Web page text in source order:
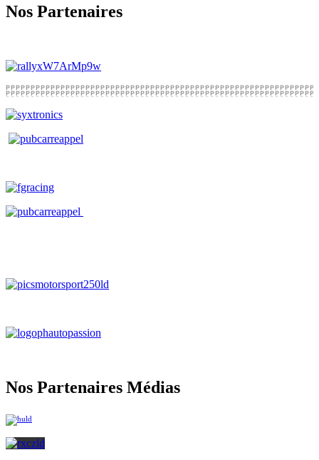
Nos Partenaires
Nos Partenaires Médias